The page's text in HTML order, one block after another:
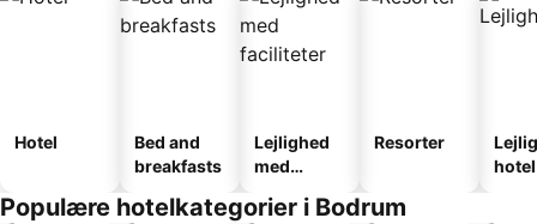
Hotel
Bed and
breakfasts
Lejlighed
med
Resorter
hotel
Populære hotelkategorier i Bodrum